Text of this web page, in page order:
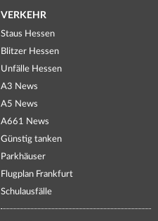
VERKEHR
Staus Hessen
Blitzer Hessen
Unfälle Hessen
A3 News
A5 News
A661 News
Günstig tanken
Parkhäuser
Flugplan Frankfurt
Schulausfälle